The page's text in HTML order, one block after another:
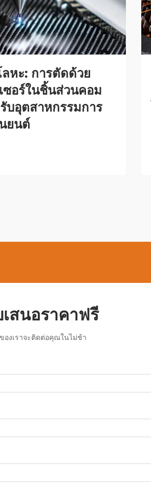
ลหะ: การตัดด้วย
ซอร์ในชิ้นส่วนคอม
บอุตสาหกรรมการ
ยนต์
สนอราคาฟรี
องเราจะติดต่อคุณในไม่ช้า